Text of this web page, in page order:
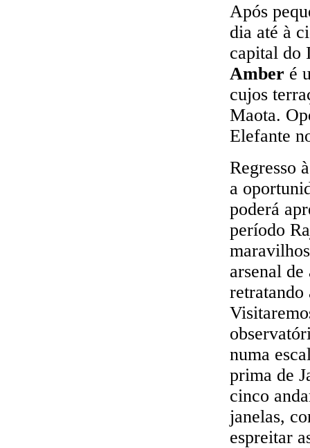
Após
dia até à
capital do
Amber é
cujos
Maota.
Elefante
Regresso
a
poderá
período
arsenal
retratando
numa
prima de
cinco
janelas,
espreitar